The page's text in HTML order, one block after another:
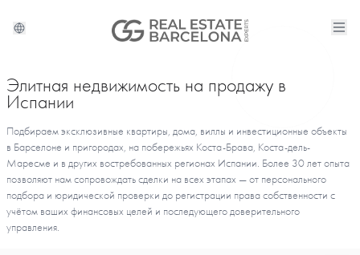
Элитная недвижимость на продажу в
Испании
Подбираем эксклюзивные квартиры, дома, виллы и инвестиционные объекты
в Барселоне и пригородах, на побережьях Коста-Брава, Коста-дель-
Маресме и в других востребованных регионах Испании. Более 30 лет опыта
позволяют нам сопровождать сделки на всех этапах — от персонального
подбора и юридической проверки до регистрации права собственности с
учётом ваших финансовых целей и последующего доверительного
управления.